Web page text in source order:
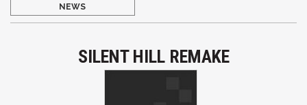
NEWS
SILENT HILL REMAKE